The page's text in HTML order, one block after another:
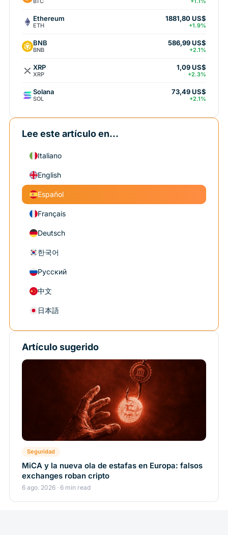
Ethereum
ETH
1881,80 US$
+1.9%
BNB
BNB
586,99 US$
+2.1%
XRP
XRP
1,09 US$
+2.3%
Solana
SOL
73,49 US$
+2.1%
Lee este artículo en...
Italiano
English
Español
Français
Deutsch
한국어
Русский
中文
日本語
Artículo sugerido
Seguridad
MiCA y la nueva ola de estafas en Europa: falsos
exchanges roban cripto
6 ago. 2026 · 6 min read